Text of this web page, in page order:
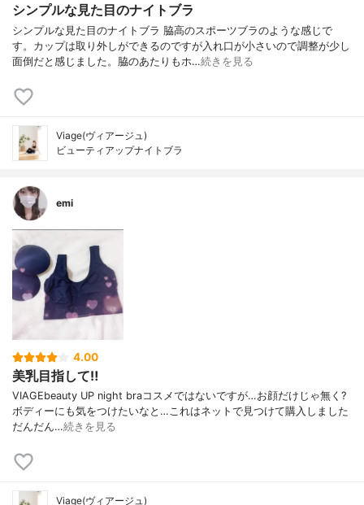
シンプルな見た目のナイトブラ
シンプルな見た目のナイトブラ 脇高のスポーツブラのような感じで
す。カップは取り外しができるのですが入れ口が小さいので調整が少し
面倒だと感じました。脇のあたりもホ…続きを見る
Viage(ヴィアージュ)
ビューティアップナイトブラ
emi
4.00
美乳目指して‼️
VIAGEbeauty UP night braコスメではないですが…お顔だけじゃ無く?
ボディーにも気をつけたいなと…これはネットで見つけて購入しました
だんだん…続きを見る
Viage(ヴィアージュ)